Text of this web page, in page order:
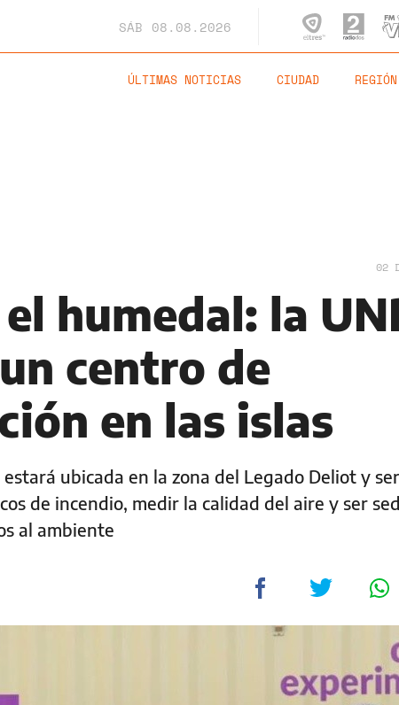
SÁB 08.08.2026
ÚLTIMAS NOTICIAS CIUDAD REGIÓN
02
el humedal: la
centro de
en las islas
ubicada en la zona del Legado Deliot y
de incendio, medir la calidad del aire y ser
al ambiente